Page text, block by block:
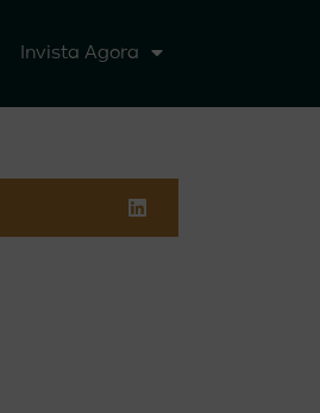
Invista Agora